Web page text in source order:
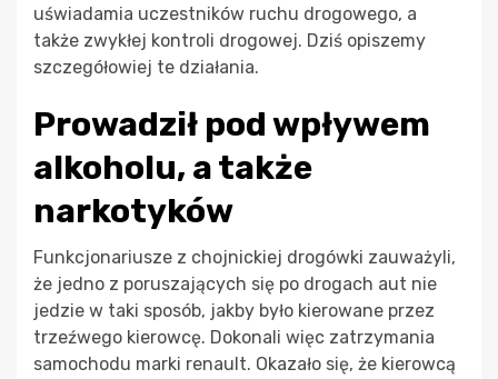
uświadamia uczestników ruchu drogowego, a
także zwykłej kontroli drogowej. Dziś opiszemy
szczegółowiej te działania.
Prowadził pod wpływem
alkoholu, a także
narkotyków
Funkcjonariusze z chojnickiej drogówki zauważyli,
że jedno z poruszających się po drogach aut nie
jedzie w taki sposób, jakby było kierowane przez
trzeźwego kierowcę. Dokonali więc zatrzymania
samochodu marki renault. Okazało się, że kierowcą